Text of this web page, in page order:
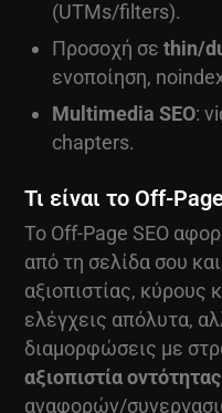
(UTMs/filters).
Προσοχή σε thin/
ενοποίηση,
Multimedia SEO:
chapters.
Τι είναι το Off-
Το Off-Page SEO
από τη σελίδα σου
αξιοπιστίας, κύρους
ελέγχεις απόλυτα,
διαμορφώσεις με
αξιοπιστία οντότητας
αναφορών/